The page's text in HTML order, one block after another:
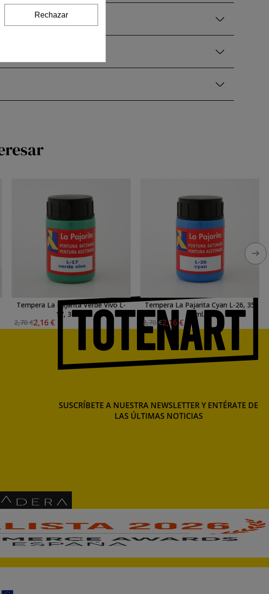
Tempera La Pajarita Verde Vivo L-
17, 35 ml.
2,70 €2,16 €
Tempera La Pajarita Cyan L-26, 35
ml.
2,70 €2,16 €
SUSCRÍBETE A NUESTRA NEWSLETTER Y ENTÉRATE DE
LAS ÚLTIMAS NOTICIAS
Rechazar